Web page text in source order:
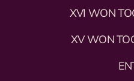
XVI WON
XV WON